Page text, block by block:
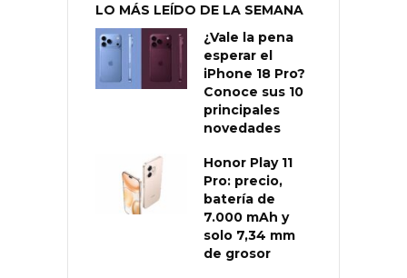
LO MÁS LEÍDO DE LA SEMANA
¿Vale la pena
esperar el
iPhone 18 Pro?
Conoce sus 10
principales
novedades
Honor Play 11
Pro: precio,
batería de
7.000 mAh y
solo 7,34 mm
de grosor